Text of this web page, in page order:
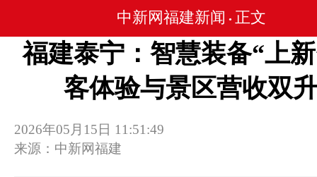
中新网福建新闻 • 正文
福建泰宁：智慧装备“上
客体验与景区营收双
2026年05月15日 11:51:49
来源：中新网福建